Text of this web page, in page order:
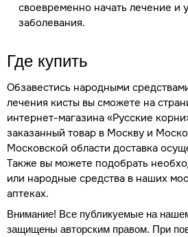
своевременно начать лечение и
заболевания.
Где купить
Обзавестись народными
лечения кисты вы сможете на
интернет-магазина «Русские
заказанный товар в Москву и
Московской области доставка
Также вы можете подобрать
или народные средства в наших
аптеках.
Внимание! Все публикуемые на
защищены авторским правом. При